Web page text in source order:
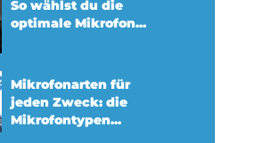
So wählst du die
optimale Mikrofon...
Mikrofonarten für
jeden Zweck: die
Mikrofontypen...